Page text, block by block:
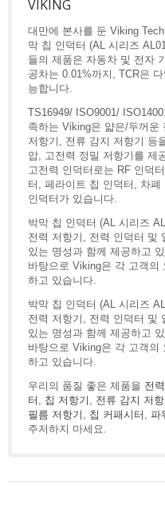
VIKING
대만에 본사를 둔 Viking
막 칩 인덕터 (AL 시리즈
들의 제품은 자동차 및 전자
공차는 0.01%까지, TCR은
능합니다.
TS16949/ ISO9001/
족하는 Viking은 얇은/두꺼
저항기, 전류 감지 저항기 등
압, 고전력 정밀 저항기를 제
고전력 인덕터로는 RF 인덕
터, 페라이트 칩 인덕터, 차
인덕터가 있습니다.
박막 칩 인덕터 (AL 시리즈
전력 저항기, 전력 인덕터 및
있는 명성과 함께 제공하고
바탕으로 Viking은 각 고객의
하고 있습니다.
박막 칩 인덕터 (AL 시리즈
전력 저항기, 전력 인덕터 및
있는 명성과 함께 제공하고
바탕으로 Viking은 각 고객의
하고 있습니다.
우리의 품질 좋은 제품을 전
터 , 칩 저항기 , 전류 감지 저항
필름 저항기 , 칩 커패시터 , 파
주저하지 마세요.